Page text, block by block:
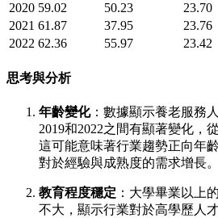
2020 59.02 50.23
23.70
2021 61.87 37.95
23.76
2022 62.36 55.97 23.42
思考與分析
年齡變化：數據顯示養老服務
2019和2022之間有顯著變化，
這可能意味著行業趨勢正向年
對於經驗與成熟度的需求增長。
教育程度穩定 ：大學畢業以上
不大，顯示行業對於高學歷人